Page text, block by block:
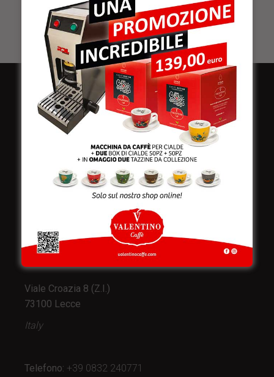
Stabilimento
e produzione:
Viale Croazia 8 (Z.I.)
73100 Lecce
Italy
Telefono: +39 0832 240771